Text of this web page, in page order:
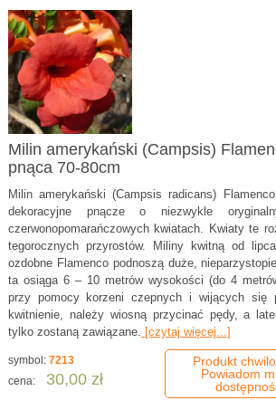
Milin amerykański (Campsis)
pnąca 70-80cm
Milin amerykański (Campsis radicans)
dekoracyjne pnącze o niezwykle
czerwonopomarańczowych kwiatach. Kwiaty te
tegorocznych przyrostów. Miliny kwitną od
ozdobne Flamenco podnoszą duże,
ta osiąga 6 – 10 metrów wysokości (do 4
przy pomocy korzeni czepnych i wijących się
kwitnienie, należy wiosną przycinać pędy, a
tylko zostaną zawiązane. [czytaj więcej...]
symbol: 7213
cena:
30,00 zł
Produkt
Powiadom